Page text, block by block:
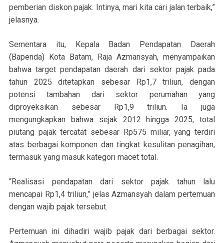
pemberian diskon pajak. Intinya, mari kita cari jalan terbaik,”
jelasnya.
Sementara itu, Kepala Badan Pendapatan Daerah
(Bapenda) Kota Batam, Raja Azmansyah, menyampaikan
bahwa target pendapatan daerah dari sektor pajak pada
tahun 2025 ditetapkan sebesar Rp1,7 triliun, dengan
potensi tambahan dari sektor perumahan yang
diproyeksikan sebesar Rp1,9 triliun. Ia juga
mengungkapkan bahwa sejak 2012 hingga 2025, total
piutang pajak tercatat sebesar Rp575 miliar, yang terdiri
atas berbagai komponen dan tingkat kesulitan penagihan,
termasuk yang masuk kategori macet total.
“Realisasi pendapatan dari sektor pajak tahun lalu
mencapai Rp1,4 triliun,” jelas Azmansyah dalam pertemuan
dengan wajib pajak tersebut.
Pertemuan ini dihadiri wajib pajak dari berbagai sektor.